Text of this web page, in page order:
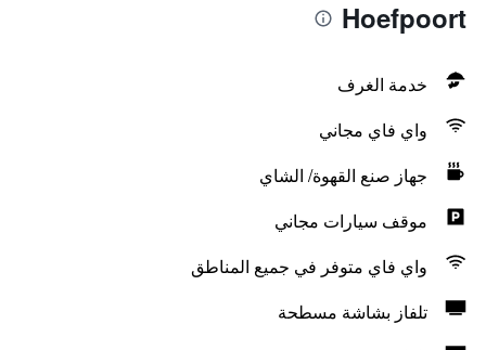
Hoefpoort
خدمة الغرف
واي فاي مجاني
جهاز صنع القهوة/ الشاي
موقف سيارات مجاني
واي فاي متوفر في جميع المناطق
تلفاز بشاشة مسطحة